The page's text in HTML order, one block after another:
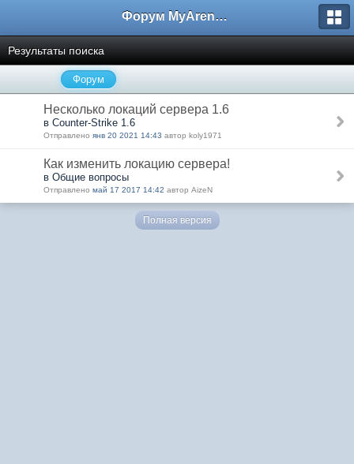
Форум MyArena.ru
Результаты поиска
Форум
Несколько локаций сервера 1.6
в Counter-Strike 1.6
Отправлено янв 20 2021 14:43 автор koly1971
Как изменить локацию сервера!
в Общие вопросы
Отправлено май 17 2017 14:42 автор AizeN
Полная версия